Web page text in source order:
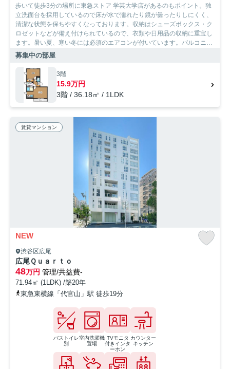
歩いて徒歩3分の場所に東急ストア 学芸大学店があるのもポイント。独
立洗面台を採用しているので床が水で濡れたり鏡が曇ったりしにくく、
清潔な状態を保ちやすくなっております。収納はシューズボックス・ク
ロゼットなどが備え付けられているので、衣類や日用品の収納に重宝し
ます。暑い夏、寒い冬には必須のエアコンが付いています。バルコニー
付きの物件です。共用設備の充実している、楽しく生活できるマンショ
渋谷店にご連絡ください。設備が充実したお住まいの情報をご提供いた
します。
募集中の部屋
3階
15.9万円
3階 / 36.18㎡ / 1LDK
賃貸マンション
NEW
渋谷区広尾
広尾Ｑｕａｒｔｏ
48万円 管理/共益費-
71.94㎡ (1LDK) /築20年
東急東横線「代官山」駅 徒歩19分
バストイレ
別
室内洗濯機
置場
TVモニタ
付きインタ
ーホン
カウンター
キッチン